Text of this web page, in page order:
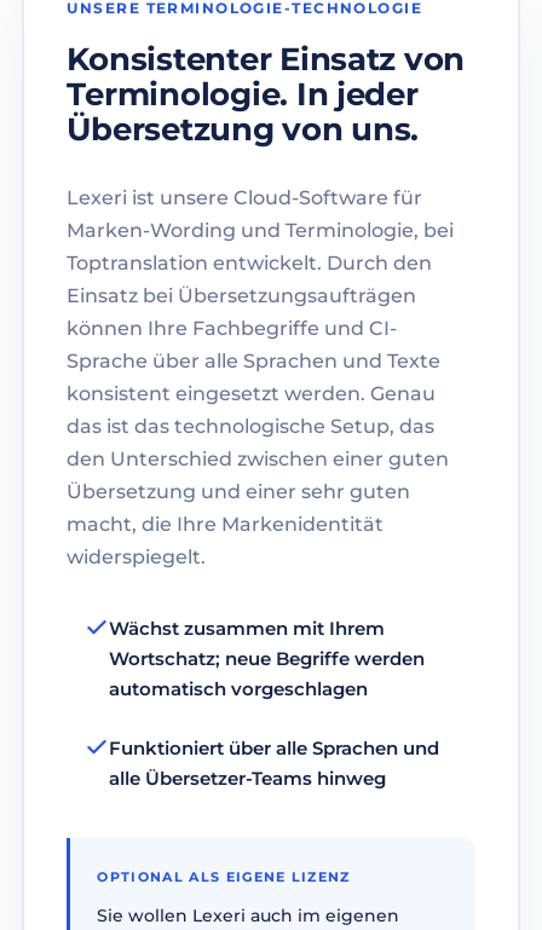
UNSERE TERMINOLOGIE-TECHNOLOGIE
Konsistenter Einsatz von
Terminologie. In jeder
Übersetzung von uns.
Lexeri ist unsere Cloud-Software für
Marken-Wording und Terminologie, bei
Toptranslation entwickelt. Durch den
Einsatz bei Übersetzungsaufträgen
können Ihre Fachbegriffe und CI-
Sprache über alle Sprachen und Texte
konsistent eingesetzt werden. Genau
das ist das technologische Setup, das
den Unterschied zwischen einer guten
Übersetzung und einer sehr guten
macht, die Ihre Markenidentität
widerspiegelt.
Wächst zusammen mit Ihrem
Wortschatz; neue Begriffe werden
automatisch vorgeschlagen
Funktioniert über alle Sprachen und
alle Übersetzer-Teams hinweg
OPTIONAL ALS EIGENE LIZENZ
Sie wollen Lexeri auch im eigenen